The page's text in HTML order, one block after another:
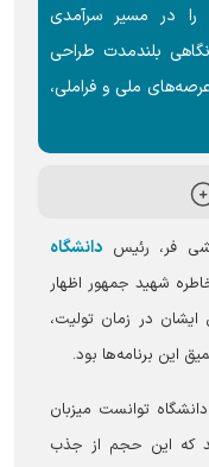
را در مسیر سرآمدی
بلندمدت طراحی
ملی و فراملی،
فر، رئیس دانشگاه
شهید جمهور اظهار
در زمان تولیت،
این برنامه‌ها بود.
توانست میزبان
که این حجم از جذب